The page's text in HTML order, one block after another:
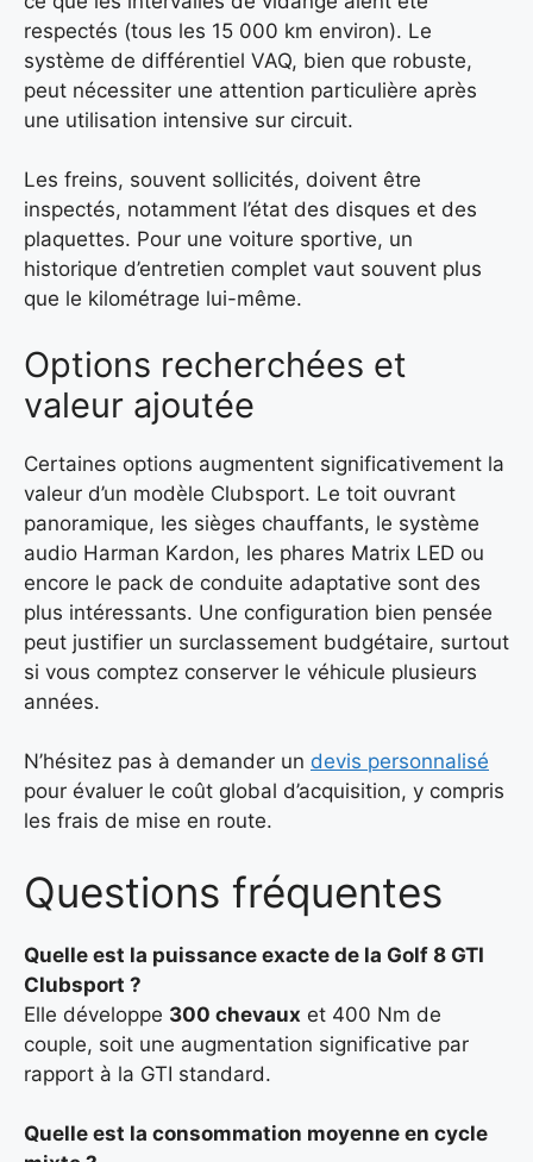
respectés (tous les 15 000 km environ). Le
système de différentiel VAQ, bien que robuste,
peut nécessiter une attention particulière après
une utilisation intensive sur circuit.
Les freins, souvent sollicités, doivent être
inspectés, notamment l’état des disques et des
plaquettes. Pour une voiture sportive, un
historique d’entretien complet vaut souvent plus
que le kilométrage lui-même.
Options recherchées et
valeur ajoutée
Certaines options augmentent significativement la
valeur d’un modèle Clubsport. Le toit ouvrant
panoramique, les sièges chauffants, le système
audio Harman Kardon, les phares Matrix LED ou
encore le pack de conduite adaptative sont des
plus intéressants. Une configuration bien pensée
peut justifier un surclassement budgétaire, surtout
si vous comptez conserver le véhicule plusieurs
années.
N’hésitez pas à demander un devis personnalisé
pour évaluer le coût global d’acquisition, y compris
les frais de mise en route.
Questions fréquentes
Quelle est la puissance exacte de la Golf 8 GTI
Clubsport ?
Elle développe 300 chevaux et 400 Nm de
couple, soit une augmentation significative par
rapport à la GTI standard.
Quelle est la consommation moyenne en cycle